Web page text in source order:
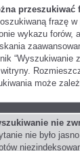
przeszukiwać
frazę
wykazu forów,
“Wyszukiwanie
może
nie
nie było